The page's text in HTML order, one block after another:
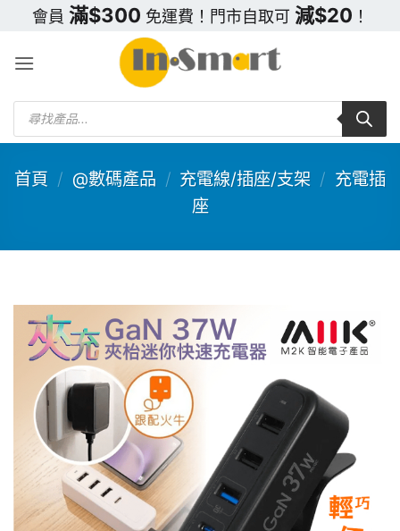
content
會員 滿$300 免運費！門市自取可 減$20 ！
Products
search
首頁 / @數碼產品 / 充電線/插座/支架 / 充電插
座